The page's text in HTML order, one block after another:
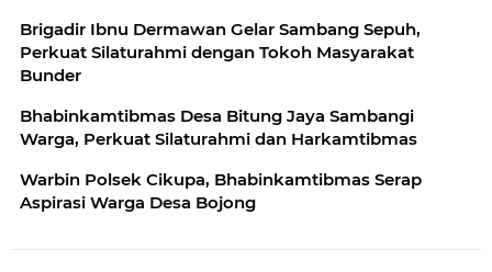
Brigadir Ibnu Dermawan Gelar Sambang Sepuh,
Perkuat Silaturahmi dengan Tokoh Masyarakat
Bunder
Bhabinkamtibmas Desa Bitung Jaya Sambangi
Warga, Perkuat Silaturahmi dan Harkamtibmas
Warbin Polsek Cikupa, Bhabinkamtibmas Serap
Aspirasi Warga Desa Bojong